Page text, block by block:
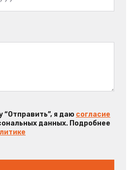
“Отправить”, я даю согласие
данных. Подробнее